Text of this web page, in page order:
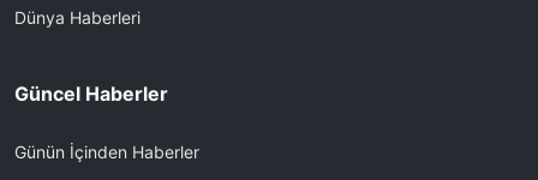
Dünya Haberleri
Güncel Haberler
Günün İçinden Haberler